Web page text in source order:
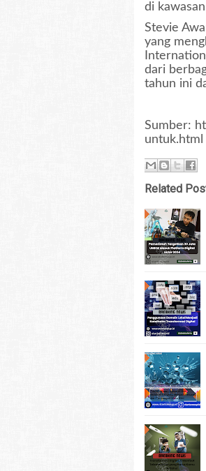
di
Stevie
yang
dari
tahun ini
Sumber:
untuk.html
Related